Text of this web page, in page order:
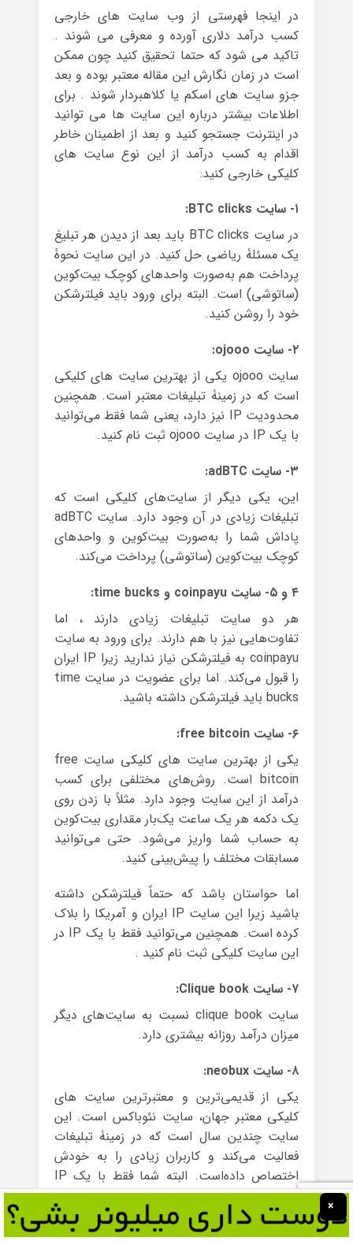
در اینجا فهرستی از وب سایت های خارجی
کسب درآمد دلاری آورده و معرفی می شوند .
تاکید می شود که حتما تحقیق کنید چون ممکن
است در زمان نگارش این مقاله معتبر بوده و بعد
جزو سایت های اسکم یا کلاهبردار شوند . برای
اطلاعات بیشتر درباره این سایت ها می توانید
در اینترنت جستجو کنید و بعد از اطمینان خاطر
اقدام به کسب درآمد از این نوع سایت های
کلیکی خارجی کنید:
۱- سایت BTC clicks:
در سایت BTC clicks باید بعد از دیدن هر تبلیغ
یک مسئلۀ ریاضی حل کنید. در این سایت نحوۀ
پرداخت هم به‌صورت واحد‌های کوچک بیت‌کوین
(ساتوشی) است. البته برای ورود باید فیلترشکن
خود را روشن کنید.
۲- سایت ojooo:
سایت ojooo یکی از بهترین سایت های کلیکی
است که در زمینۀ تبلیغات معتبر است. همچنین
محدودیت IP نیز دارد، یعنی شما فقط می‌توانید
با یک IP در سایت ojooo ثبت نام کنید.
۳- سایت adBTC:
این، یکی دیگر از سایت‌های کلیکی است که
تبلیغات زیادی در آن وجود دارد. سایت adBTC
پاداش شما را به‌صورت بیت‌کوین و واحدهای
کوچک بیت‌کوین (ساتوشی) پرداخت می‌کند.
۴ و ۵- سایت coinpayu و time bucks:
هر دو سایت تبلیغات زیادی دارند ، اما
تفاوت‌هایی نیز با هم دارند. برای ورود به سایت
coinpayu به فیلترشکن نیاز ندارید زیرا IP ایران
را قبول می‌کند. اما برای عضویت در سایت time
bucks باید فیلترشکن داشته باشید.
۶- سایت free bitcoin:
یکی از بهترین سایت های کلیکی سایت free
bitcoin است. روش‌های مختلفی برای کسب
درآمد از این سایت وجود دارد. مثلاً با زدن روی
یک دکمه هر یک ساعت یک‌بار مقداری بیت‌کوین
به حساب شما واریز می‌شود. حتی می‌توانید
مسابقات مختلف را پیش‌بینی کنید.
اما حواستان باشد که حتماً فیلترشکن داشته
باشید زیرا این سایت IP ایران و آمریکا را بلاک
کرده‌ است. همچنین می‌توانید فقط با یک IP در
این سایت کلیکی ثبت نام کنید .
۷- سایت Clique book:
سایت clique book نسبت به سایت‌های دیگر
میزان درآمد روزانه بیشتری دارد.
۸- سایت neobux:
یکی از قدیمی‌ترین و معتبرترین سایت های
کلیکی معتبر جهان، سایت نئوباکس است. این
سایت چندین سال است که در زمینۀ تبلیغات
فعالیت می‌کند و کاربران زیادی را به خودش
اختصاص داده‌است. البته شما فقط با یک IP
می‌توانید وارد این سایت شوید و ثبت‌نام کنید.
فهرست سایت‌های کلیکی که نیاز به فیلترشکن
×